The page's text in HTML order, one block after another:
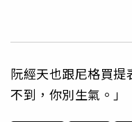
阮經天也跟尼格買
不到，你別生氣。」